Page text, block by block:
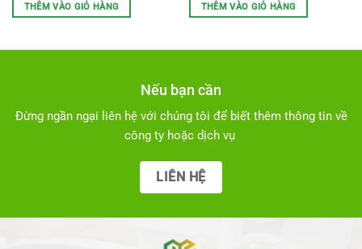
THÊM VÀO GIỎ HÀNG THÊM VÀO GIỎ HÀNG
Nếu bạn cần
Đừng ngần ngại liên hệ với chúng tôi để biết thêm thông tin về
công ty hoặc dịch vụ
LIÊN HỆ